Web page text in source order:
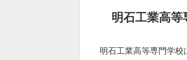
明石工業高等
明石工業高等専門学